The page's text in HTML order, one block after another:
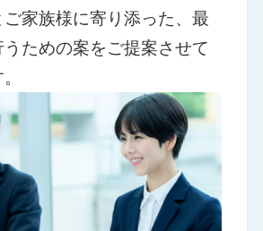
家族様に寄り添った、最
ための案をご提案させて